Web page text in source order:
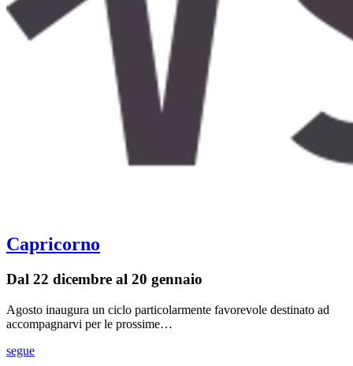
Capricorno
Dal 22 dicembre al 20 gennaio
Agosto inaugura un ciclo particolarmente favorevole destinato ad
accompagnarvi per le prossime…
segue